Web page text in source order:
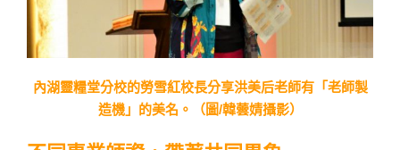
內湖靈糧堂分校的勞雪紅校長分享洪美后老師有「老師製
造機」的美名。（圖/韓蕓婧攝影）